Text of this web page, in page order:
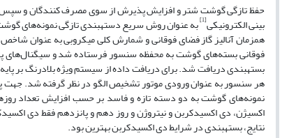
حفظ تازگی گوشت شتر و افزایش پذیرش از سوی مصرف کنندگان و
بینی الکترونیکی[1] به عنوان روش سریع دسته­بندی تازگی نمونه‌های گوشت چرخ شده شتر طی 20 روز نگهداری برودتی و
همزمان آنالیز گاز فضای فوقانی و شمارش کلی میکروبی به عنوان
فوقانی بسته‌های گوشت به محفظه سنسور فرستاده شد و سیگنال‌های
بسته­بندی دریافت شد. برای دریافت داده از سیستم ویژه بلادرنگ بر
هر سنسور به عنوان ورودی موتور تشخیص الگو در نظر گرفته شد. جهت
نمونه‌های گوشت به دو دسته تازه و فاسد بر حسب افزایش تعداد
اکسیژن، دی اکسیدکربن و نیتروژن و روز دهم و پانزدهم فقط دی
نتایج، بسته­بندی در شرایط دی اکسیدکربن بهترین بود.